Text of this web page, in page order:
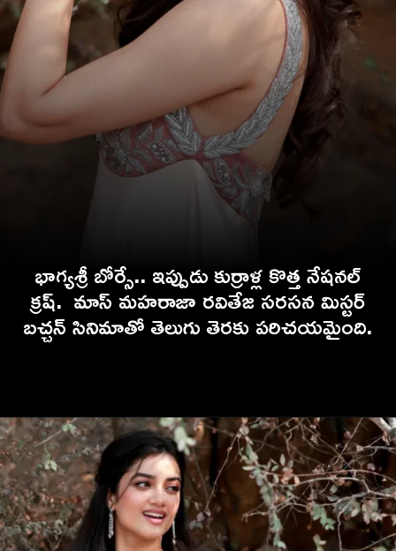
భాగ్యశ్రీ బోర్సే.. ఇప్పుడు కుర్రాళ్ల కొత్త నేషనల్
క్రష్. మాస్ మహరాజా రవితేజ సరసన మిస్టర్
బచ్చన్ సినిమాతో తెలుగు తెరకు పరిచయమైంది.